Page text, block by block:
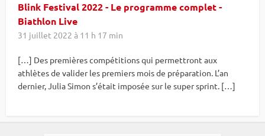
Blink Festival 2022 - Le programme complet -
Biathlon Live
31 juillet 2022 à 11 h 17 min
[…] Des premières compétitions qui permettront aux
athlètes de valider les premiers mois de préparation. L’an
dernier, Julia Simon s’était imposée sur le super sprint. […]